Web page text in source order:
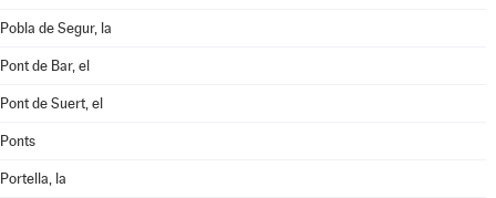
Pobla de Segur, la
Pont de Bar, el
Pont de Suert, el
Ponts
Portella, la